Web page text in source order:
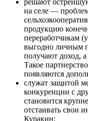
решают
на селе —
продукцию
переработчикам
выгодно личным
получают доход,
Такое
появляются
служат защитой
конкуренции с
становится
отстаивать свои
Куракин;